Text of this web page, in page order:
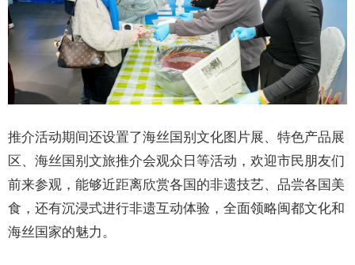
推介活动期间还设置了海丝国别文化图片展、特色产品展
区、海丝国别文旅推介会观众日等活动，欢迎市民朋友们
前来参观，能够近距离欣赏各国的非遗技艺、品尝各国美
食，还有沉浸式进行非遗互动体验，全面领略闽都文化和
海丝国家的魅力。